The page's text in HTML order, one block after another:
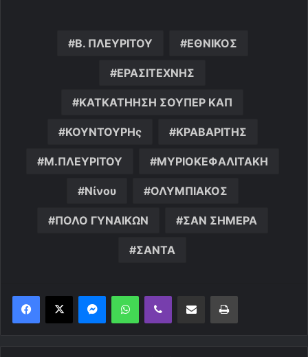
Β. ΠΛΕΥΡΙΤΟΥ ΕΘΝΙΚΟΣ
ΕΡΑΣΙΤΕΧΝΗΣ
ΚΑΤΚΑΤΗΗΣΗ ΣΟΥΠΕΡ ΚΑΠ
ΚΟΥΝΤΟΥΡΗς ΚΡΑΒΑΡΙΤΗΣ
Μ.ΠΛΕΥΡΙΤΟΥ ΜΥΡΙΟΚΕΦΑΛΙΤΑΚΗ
Νίνου ΟΛΥΜΠΙΑΚΟΣ
ΠΟΛΟ ΓΥΝΑΙΚΩΝ ΣΑΝ ΣΗΜΕΡΑ
ΣΑΝΤΑ
MessengerWhatsAppViber Κοινοποίηση μέσω ηλεκτρονικού ταχυδρομείουΕκτύπωση